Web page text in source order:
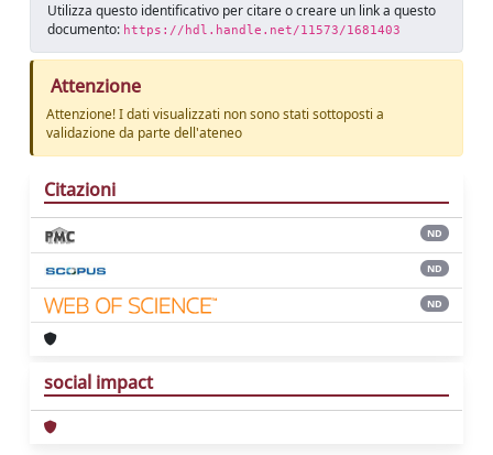
Utilizza questo identificativo per citare o creare un link a questo
documento: https://hdl.handle.net/11573/1681403
Attenzione
Attenzione! I dati visualizzati non sono stati sottoposti a
validazione da parte dell'ateneo
Citazioni
ND
ND
ND
social impact